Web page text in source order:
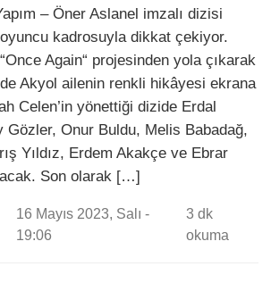
– Öner Aslanel imzalı dizisi
kadrosuyla dikkat çekiyor.
Again“ projesinden yola çıkarak
Akyol ailenin renkli hikâyesi ekrana
Celen’in yönettiği dizide Erdal
Gözler, Onur Buldu, Melis Babadağ,
Yıldız, Erdem Akakçe ve Ebrar
Son olarak […]
16 Mayıs 2023, Salı -
19:06
3 dk
okuma